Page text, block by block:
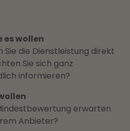
es wollen
Sie die Dienstleistung direkt
Sie sich ganz
informieren?
erwarten
Anbieter?